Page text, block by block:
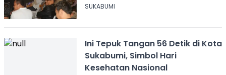
SUKABUMI
Ini Tepuk Tangan 56 Detik di Kota
Sukabumi, Simbol Hari
Kesehatan Nasional